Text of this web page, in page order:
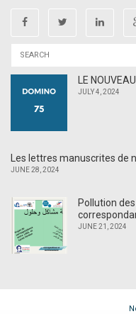
LE
JULY 4, 2024
Les lettres manuscrites de
JUNE 28, 2024
Pollution
JUNE 21, 2024